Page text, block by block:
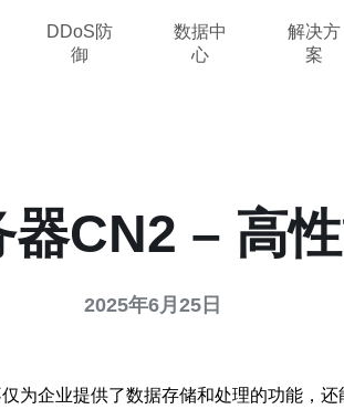
DDoS防
御
数据中
心
解决方
案
CN2 – 高
2025年6月25日
为企业提供了数据存储和处理的功能，